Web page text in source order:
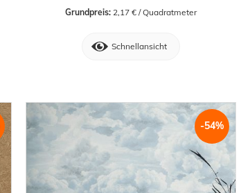
Grundpreis: 2,17 € / Quadratmeter
Schnellansicht
-54%